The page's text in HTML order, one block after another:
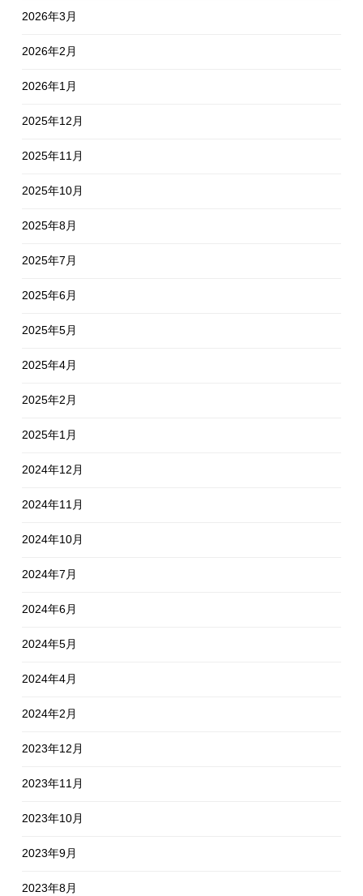
2026年3月
2026年2月
2026年1月
2025年12月
2025年11月
2025年10月
2025年8月
2025年7月
2025年6月
2025年5月
2025年4月
2025年2月
2025年1月
2024年12月
2024年11月
2024年10月
2024年7月
2024年6月
2024年5月
2024年4月
2024年2月
2023年12月
2023年11月
2023年10月
2023年9月
2023年8月